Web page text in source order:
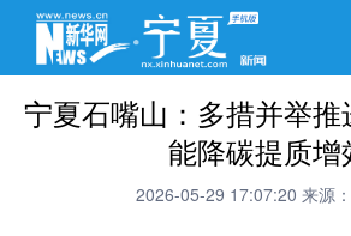
宁夏石嘴山：多措并举
能降碳提质增
2026-05-29 17:07:20 来源